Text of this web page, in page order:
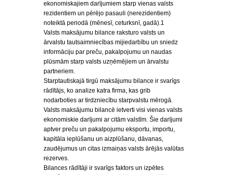
ekonomiskajiem darījumiem starp vienas valsts
rezidentiem un pērējo pasauli (nerezidentiem)
noteiktā periodā (mēnesī, ceturksnī, gadā).1
Valsts maksājumu bilance raksturo valsts un
ārvalstu tautsaimniecības mijiedarbību un sniedz
informāciju par preču, pakalpojumu un naudas
plūsmām starp valsts uzņēmējiem un ārvalstu
partneriem.
Starptautiskajā tirgū maksājumu bilance ir svarīgs
rādītājs, ko analize katra firma, kas grib
nodarboties ar tirdzniecību starpvalstu mērogā.
Valsts maksājumu bilancē ietverti visi vienas valsts
ekonomiskie darījumi ar citām valstīm. Šie darījumi
aptver preču un pakalpojumu eksportu, importu,
kapitāla ieplūšanu un aizplūšanu, dāvanas,
zaudējumus un citas izmaiņas valsts ārējās valūtas
rezerves.
Bilances rādītāji ir svarīgs faktors un izpētes